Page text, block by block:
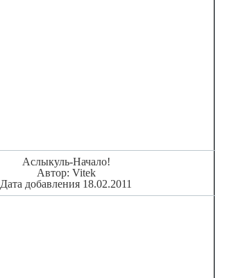
Аслыкуль-Начало!
Автор: Vitek
Дата добавления 18.02.2011